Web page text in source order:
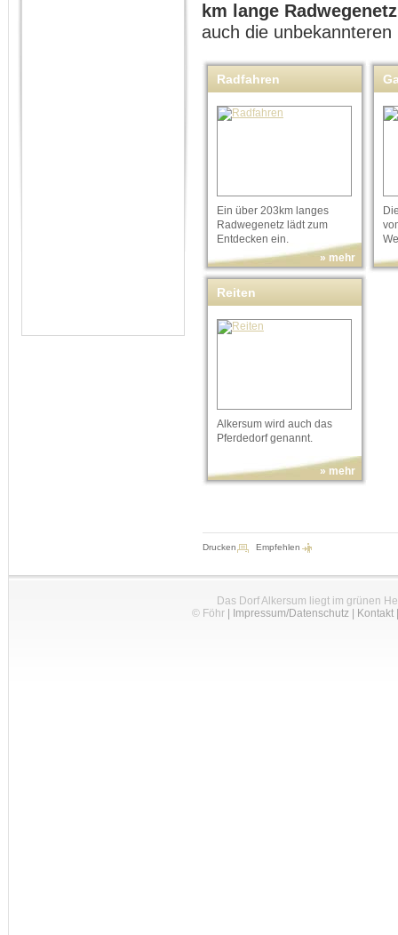
km lange
auch die
Radfahren
Ein über 203km langes
Radwegenetz lädt zum
Entdecken ein.
» mehr
Reiten
Alkersum wird auch das
Pferdedorf genannt.
» mehr
Drucken Empfehlen
Das Dorf Alkersum liegt im grünen
© Föhr| Impressum/Datenschutz| Kontakt